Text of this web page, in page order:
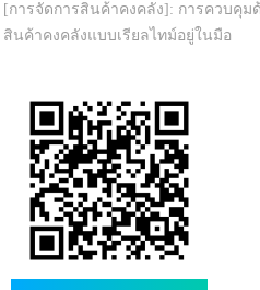
[การจัดการสินค้าคงคลัง]: การควบคุ
สินค้าคงคลังแบบเรียลไทม์อยู่ในมือ